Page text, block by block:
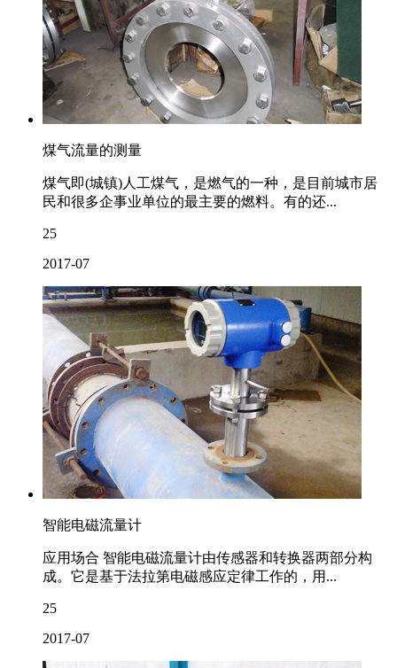
煤气流量的测量
煤气即(城镇)人工煤气，是燃气的一种，是目前城市居
民和很多企事业单位的最主要的燃料。有的还...
25
2017-07
智能电磁流量计
应用场合 智能电磁流量计由传感器和转换器两部分构
成。它是基于法拉第电磁感应定律工作的，用...
25
2017-07